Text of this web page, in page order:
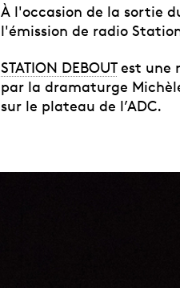
À l'occasion de la sortie
l'émission de radio
STATION DEBOUTest une
par la dramaturge
sur le plateau de l’ADC.